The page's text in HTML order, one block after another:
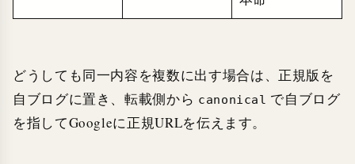
どうしても同一内容を複数に出す場合は、正規版を
自ブログに置き、転載側から canonical で自ブログ
を指してGoogleに正規URLを伝えます。